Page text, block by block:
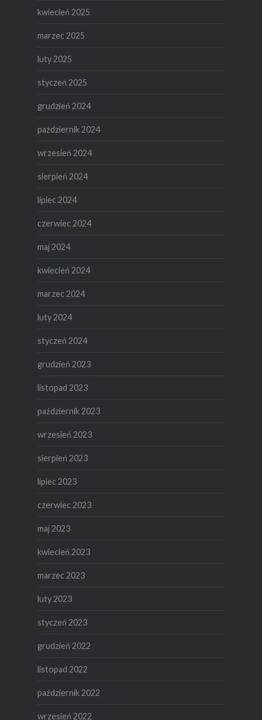
kwiecień 2025
marzec 2025
luty 2025
styczeń 2025
grudzień 2024
październik 2024
wrzesień 2024
sierpień 2024
lipiec 2024
czerwiec 2024
maj 2024
kwiecień 2024
marzec 2024
luty 2024
styczeń 2024
grudzień 2023
listopad 2023
październik 2023
wrzesień 2023
sierpień 2023
lipiec 2023
czerwiec 2023
maj 2023
kwiecień 2023
marzec 2023
luty 2023
styczeń 2023
grudzień 2022
listopad 2022
październik 2022
wrzesień 2022